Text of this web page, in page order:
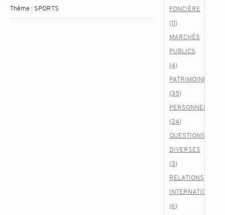
Thème : SPORTS
FONCIÈRE
(11)
MARCHÉS
PUBLICS
(4)
PATRIMOINE
(35)
PERSONNEL
(24)
QUESTIONS
DIVERSES
(3)
RELATIONS
(6)